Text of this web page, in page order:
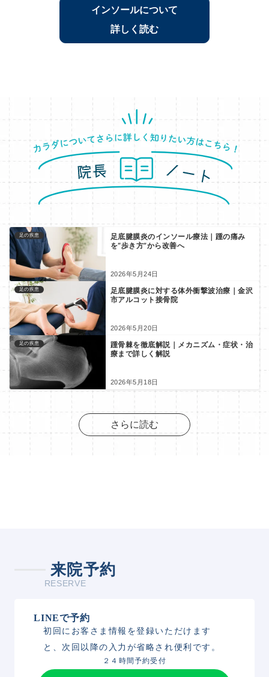
インソールについて
詳しく読む
足の疾患
足底腱膜炎のインソール療法｜踵の痛み
を“歩き方”から改善へ
2026年5月24日
足の疾患
足底腱膜炎に対する体外衝撃波治療｜金沢
市アルコット接骨院
2026年5月20日
足の疾患
踵骨棘を徹底解説｜メカニズム・症状・治
療まで詳しく解説
2026年5月18日
さらに読む
来院予約
RESERVE
LINEで予約
初回にお客さま情報を登録いただけます
と、次回以降の入力が省略され便利です。
２４時間予約受付